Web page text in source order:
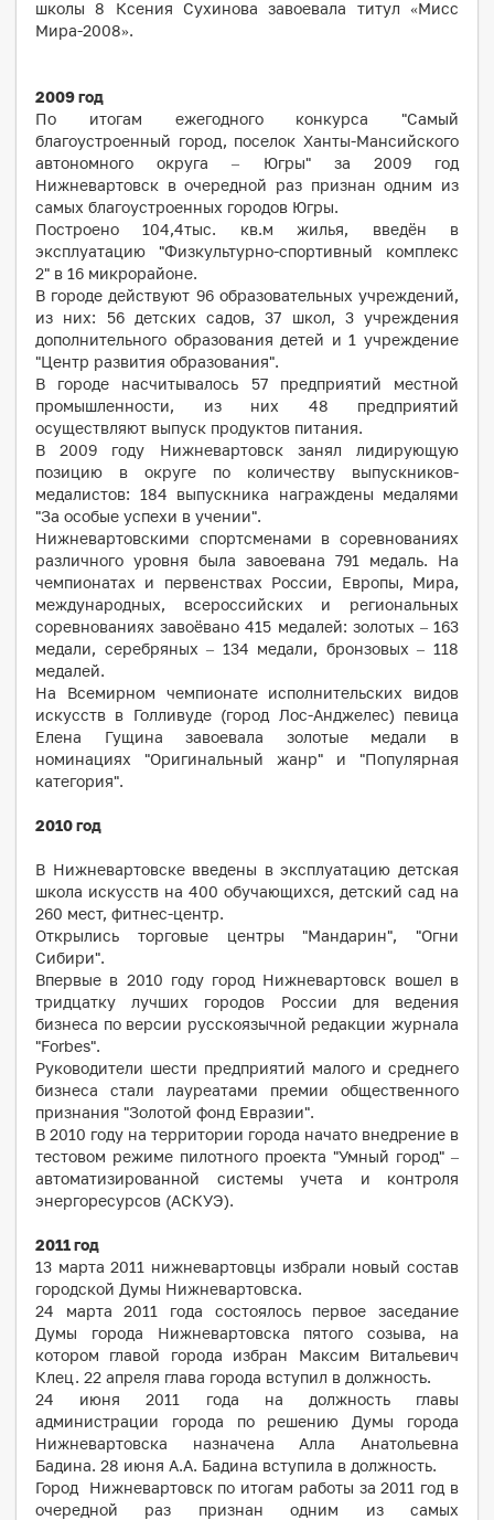
школы 8 Ксения Сухинова завоевала титул «Мисс
Мира-2008».
2009 год
По итогам ежегодного конкурса "Самый
благоустроенный город, поселок Ханты-Мансийского
автономного округа – Югры" за 2009 год
Нижневартовск в очередной раз признан одним из
самых благоустроенных городов Югры.
Построено 104,4тыс. кв.м жилья, введён в
эксплуатацию "Физкультурно-спортивный комплекс
2" в 16 микрорайоне.
В городе действуют 96 образовательных учреждений,
из них: 56 детских садов, 37 школ, 3 учреждения
дополнительного образования детей и 1 учреждение
"Центр развития образования".
В городе насчитывалось 57 предприятий местной
промышленности, из них 48 предприятий
осуществляют выпуск продуктов питания.
В 2009 году Нижневартовск занял лидирующую
позицию в округе по количеству выпускников-
медалистов: 184 выпускника награждены медалями
"За особые успехи в учении".
Нижневартовскими спортсменами в соревнованиях
различного уровня была завоевана 791
медаль. На
чемпионатах и первенствах России, Европы, Мира,
международных, всероссийских и региональных
соревнованиях завоёвано 415 медалей: золотых – 163
медали, серебряных – 134 медали, бронзовых – 118
медалей.
На Всемирном чемпионате исполнительских видов
искусств в Голливуде (город Лос-Анджелес) певица
Елена Гущина завоевала золотые медали в
номинациях "Оригинальный жанр" и "Популярная
категория".
2010 год
В Нижневартовске введены в эксплуатацию детская
школа искусств на 400 обучающихся, детский сад на
260 мест, фитнес-центр.
Открылись торговые центры "Мандарин", "Огни
Сибири".
Впервые в 2010 году город Нижневартовск вошел в
тридцатку лучших городов России для ведения
бизнеса по версии русскоязычной редакции журнала
"Forbes".
Руководители шести предприятий малого и среднего
бизнеса стали лауреатами премии общественного
признания "Золотой фонд Евразии".
В 2010 году на территории города начато внедрение в
тестовом режиме пилотного проекта "Умный город" –
автоматизированной системы учета и контроля
энергоресурсов (АСКУЭ).
2011 год
13 марта 2011 нижневартовцы избрали новый состав
городской Думы Нижневартовска.
24 марта 2011 года состоялось первое заседание
Думы города Нижневартовска пятого созыва, на
котором главой города избран Максим Витальевич
Клец. 22 апреля глава города вступил в должность.
24 июня 2011 года на должность главы
администрации города по решению Думы города
Нижневартовска назначена Алла Анатольевна
Бадина. 28 июня А.А. Бадина вступила в должность.
Город Нижневартовск по итогам работы за 2011 год в
очередной раз признан одним из самых